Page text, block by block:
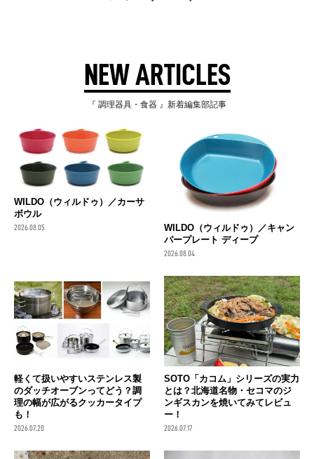
NEW ARTICLES
『 調理器具・食器 』新着編集部記事
WILDO（ウィルドゥ）／カーサ
ボウル
2026.08.05
WILDO（ウィルドゥ）／キャン
パープレート ディープ
2026.08.04
軽くて扱いやすいステンレス製
のダッチオーブンってどう？調
理の幅が広がるクッカータイプ
も！
2026.07.20
SOTO「カコム」シリーズの実力
とは？北海道名物・セコマのジ
ンギスカンを焼いてみてレビュ
ー！
2026.07.17